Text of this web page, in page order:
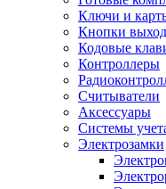
Ключи и
Кнопки
Кодовые
Контроллеры
Считыватели
Аксессуары
Системы
Электрозамки